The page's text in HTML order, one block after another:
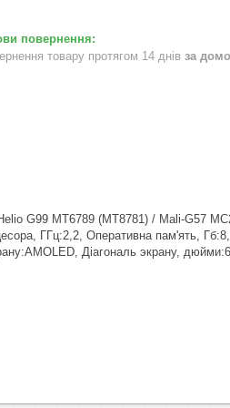
товару протягом 14 днів за
G99 MT6789 (MT8781) / Mali-G57
ГГц:2,2, Оперативна пам'ять,
Діагональ экрану,